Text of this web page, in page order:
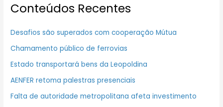
Conteúdos Recentes
Desafios são superados com cooperação Mútua
Chamamento público de ferrovias
Estado transportará bens da Leopoldina
AENFER retoma palestras presenciais
Falta de autoridade metropolitana afeta investimento